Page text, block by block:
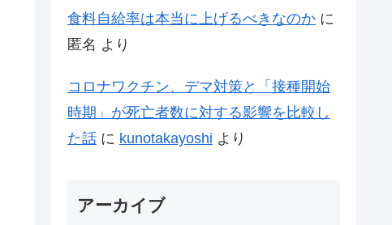
食料自給率は本当に上げるべきなのか に
匿名 より
コロナワクチン、デマ対策と「接種開始
時期」が死亡者数に対する影響を比較し
た話 に kunotakayoshi より
アーカイブ